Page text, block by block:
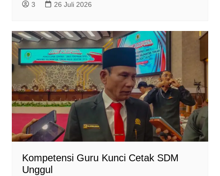
3 26 Juli 2026
Kompetensi Guru Kunci Cetak SDM
Unggul